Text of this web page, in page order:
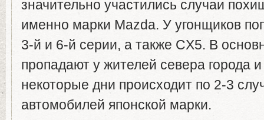
значительно участились случаи
именно марки Mazda. У угонщиков
3-й и 6-й серии, а также CX5. В
пропадают у жителей севера города
некоторые дни происходит по 2-3
автомобилей японской марки.